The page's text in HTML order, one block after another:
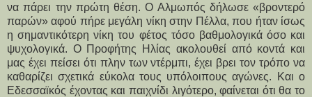
να πάρει την πρώτη θέση. Ο Αλμωπός δήλωσε «βροντερό
παρών» αφού πήρε μεγάλη νίκη στην Πέλλα, που ήταν ίσως
η σημαντικότερη νίκη του φέτος τόσο βαθμολογικά όσο και
ψυχολογικά. Ο Προφήτης Ηλίας ακολουθεί από κοντά και
μας έχει πείσει ότι πλην των ντέρμπι, έχει βρει τον τρόπο να
καθαρίζει σχετικά εύκολα τους υπόλοιπους αγώνες. Και ο
Εδεσσαϊκός έχοντας και παιχνίδι λιγότερο, φαίνεται ότι θα το